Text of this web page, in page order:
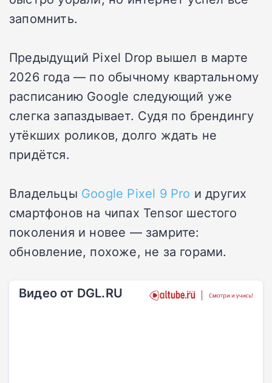
запомнить.
Предыдущий Pixel Drop вышел в марте
2026 года — по обычному квартальному
расписанию Google следующий уже
слегка запаздывает. Судя по брендингу
утёкших роликов, долго ждать не
придётся.
Владельцы Google Pixel 9 Pro и других
смартфонов на чипах Tensor шестого
поколения и новее — замрите:
обновление, похоже, не за горами.
Видео от DGL.RU